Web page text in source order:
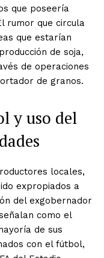
que poseería
rumor que circula
que estarían
de soja,
de operaciones
de granos.
y uso del
locales,
expropiados a
del exgobernador
como el
de sus
con el fútbol,